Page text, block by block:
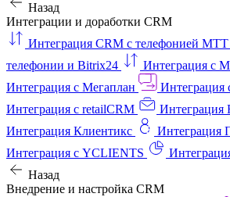
Назад
Интеграции и доработки CRM
Интеграция CRM с телефонией МТТ
телефонии и Bitrix24
Интеграция с
Интеграция с Мегаплан
Интеграция
Интеграция с retailCRM
Интеграция
Интеграция Клиентикс
Интеграция
Интеграция с YCLIENTS
Назад
Внедрение и настройка CRM